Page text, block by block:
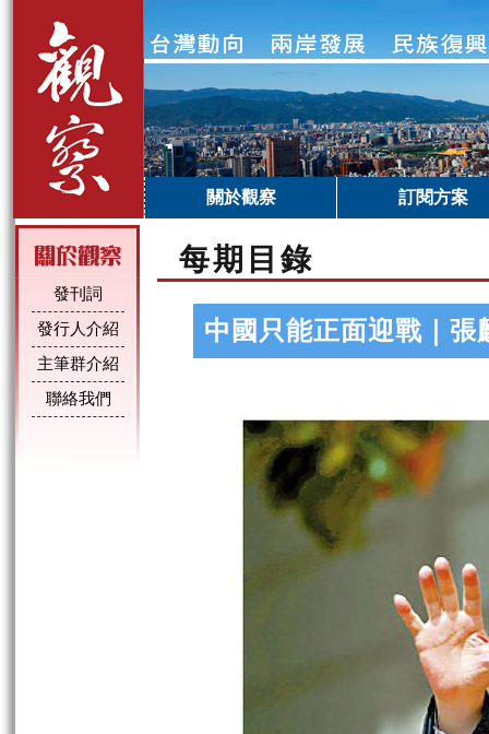
關於觀察 訂閱方案
發刊詞
發行人介紹
主筆群介紹
聯絡我們
每期目錄
中國只能正面迎戰｜張